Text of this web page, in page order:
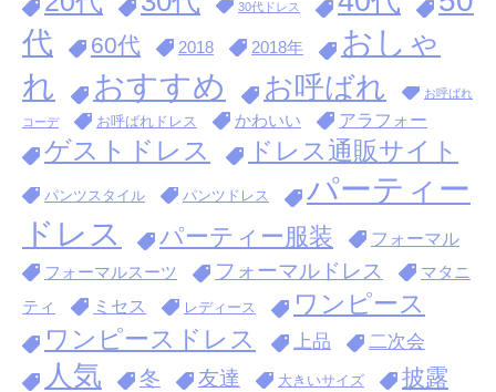
30代ドレス
代
60代 2018 2018年
おしゃ
れ
おすすめ お呼ばれ お呼ばれ
コーデ お呼ばれドレス かわいい アラフォー
ゲストドレス ドレス通販サイト
パンツスタイル パンツドレス
パーティー
ドレス
パーティー服装 フォーマル
フォーマルスーツ フォーマルドレス
マタニ
ティ
ミセス レディース
ワンピース
ワンピースドレス
上品 二次会
人気 冬 友達 大きいサイズ
披露